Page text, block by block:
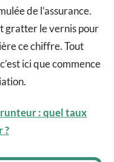
de l’assurance.
gratter le vernis pour
ce chiffre. Tout
ici que commence
: quel taux
?